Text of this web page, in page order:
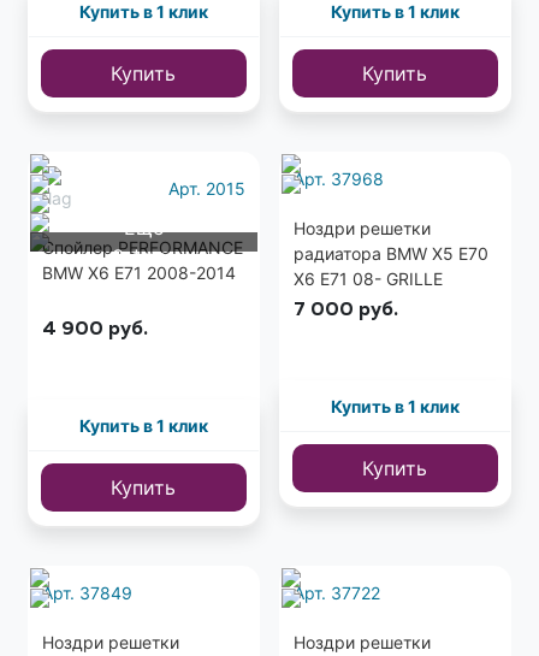
Купить в 1 клик
Купить
Купить в 1 клик
Купить
Еще
3 фото
Арт. 2015
Спойлер PERFORMANCE
BMW Х6 E71 2008-2014
4 900 руб.
Купить в 1 клик
Купить
Арт. 37968
Ноздри решетки
радиатора BMW X5 E70
X6 E71 08- GRILLE
GLOSSY fits черные
7 000 руб.
Купить в 1 клик
Купить
Арт. 37849
Ноздри решетки
Арт. 37722
Ноздри решетки